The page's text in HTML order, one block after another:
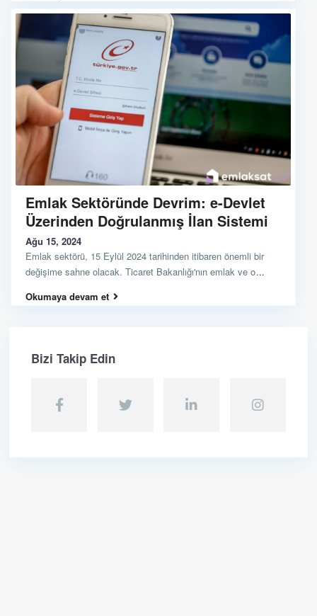
Emlak Sektöründe Devrim: e-Devlet
Üzerinden Doğrulanmış İlan Sistemi
Ağu 15, 2024
Emlak sektörü, 15 Eylül 2024 tarihinden itibaren önemli bir
değişime sahne olacak. Ticaret Bakanlığı'nın emlak ve o...
Okumaya devam et
Bizi Takip Edin